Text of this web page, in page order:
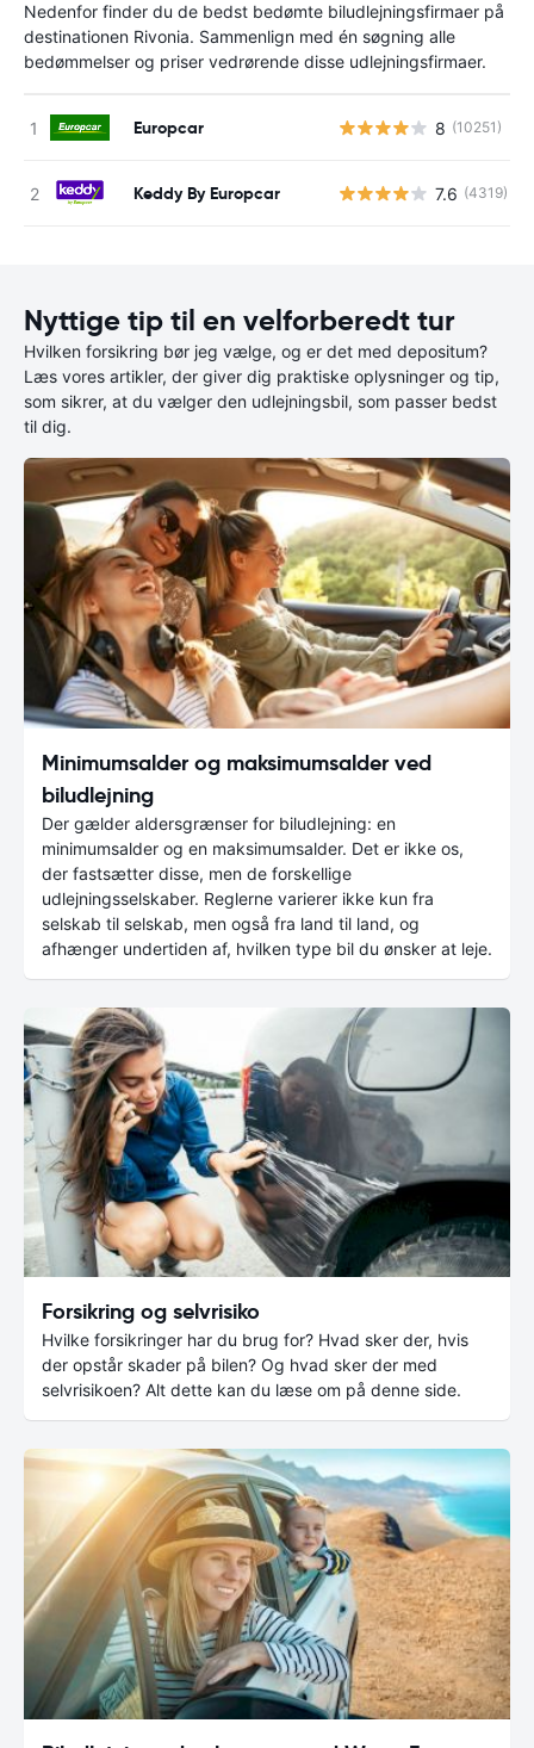
Nedenfor finder du de bedst bedømte biludlejningsfirmaer på
destinationen Rivonia. Sammenlign med én søgning alle
bedømmelser og priser vedrørende disse udlejningsfirmaer.
Europcar 8 (10251)
Keddy By Europcar 7.6 (4319)
Nyttige tip til en velforberedt tur
Hvilken forsikring bør jeg vælge, og er det med depositum?
Læs vores artikler, der giver dig praktiske oplysninger og tip,
som sikrer, at du vælger den udlejningsbil, som passer bedst
til dig.
Minimumsalder og maksimumsalder ved
biludlejning
Der gælder aldersgrænser for biludlejning: en
minimumsalder og en maksimumsalder. Det er ikke os,
der fastsætter disse, men de forskellige
udlejningsselskaber. Reglerne varierer ikke kun fra
selskab til selskab, men også fra land til land, og
afhænger undertiden af, hvilken type bil du ønsker at leje.
Forsikring og selvrisiko
Hvilke forsikringer har du brug for? Hvad sker der, hvis
der opstår skader på bilen? Og hvad sker der med
selvrisikoen? Alt dette kan du læse om på denne side.